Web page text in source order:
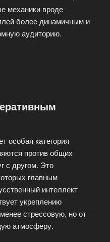
механики вроде
более динамичным и
аудиторию.
особая категория
против общих
с другом. Это
главным
интеллект
укреплению
стрессовую, но от
атмосферу.